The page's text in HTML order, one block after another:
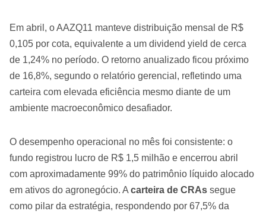
Em abril, o AAZQ11 manteve distribuição mensal de R$
0,105 por cota, equivalente a um dividend yield de cerca
de 1,24% no período. O retorno anualizado ficou próximo
de 16,8%, segundo o relatório gerencial, refletindo uma
carteira com elevada eficiência mesmo diante de um
ambiente macroeconômico desafiador.
O desempenho operacional no mês foi consistente: o
fundo registrou lucro de R$ 1,5 milhão e encerrou abril
com aproximadamente 99% do patrimônio líquido alocado
em ativos do agronegócio. A carteira de CRAs segue
como pilar da estratégia, respondendo por 67,5% da